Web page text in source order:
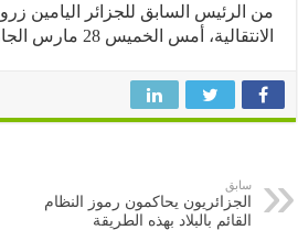
السابق للجزائر اليامين زروال،
أمس الخميس 28 مارس الجاري.
الجزائريون يحاكمون رموز النظام
القائم بالبلاد بهذه الطريقة